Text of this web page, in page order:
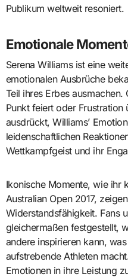
Publikum weltweit resoniert.
Emotionale
Serena Williams ist eine
emotionalen Ausbrüche
Teil ihres Erbes
Punkt feiert oder Frustration
ausdrückt, Williams’
leidenschaftlichen
Wettkampfgeist und ihr
Ikonische Momente, wie ihr
Australian Open 2017,
Widerstandsfähigkeit. Fans
gleichermaßen festgestellt,
andere inspirieren kann,
aufstrebende Athleten
Emotionen in ihre Leistung